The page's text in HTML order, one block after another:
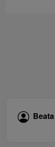
Beata